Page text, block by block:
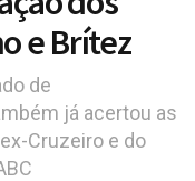
e Brítez
de
já acertou as
Cruzeiro e do